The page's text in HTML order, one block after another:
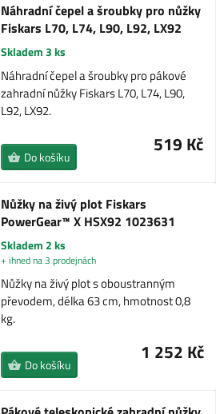
Náhradní čepel a šroubky pro nůžky
Fiskars L70, L74, L90, L92, LX92
Skladem 3 ks
Náhradní čepel a šroubky pro pákové
zahradní nůžky Fiskars L70, L74, L90,
L92, LX92.
519 Kč
Do košíku
Nůžky na živý plot Fiskars
PowerGear™ X HSX92 1023631
Skladem 2 ks
+ ihned na 3 prodejnách
Nůžky na živý plot s oboustranným
převodem, délka 63 cm, hmotnost 0,8
kg.
1 252 Kč
Do košíku